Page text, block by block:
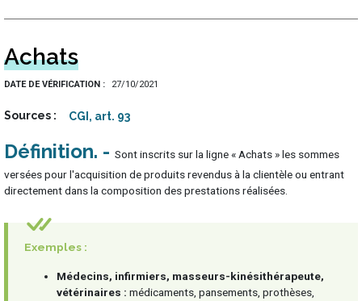
Achats
DATE DE VÉRIFICATION 27/10/2021
Sources CGI, art. 93
Définition
Sont inscrits sur la ligne « Achats » les sommes
versées pour l'acquisition de produits revendus à la clientèle ou entrant
directement dans la composition des prestations réalisées.
Exemples :
Médecins, infirmiers, masseurs-kinésithérapeute,
vétérinaires : médicaments, pansements, prothèses,